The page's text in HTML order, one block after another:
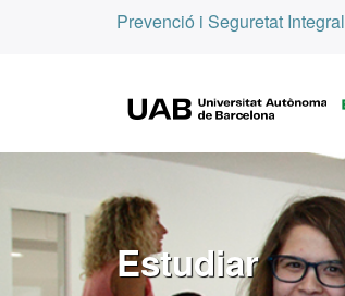
Prevenció i Seguretat Integral
Estudiar